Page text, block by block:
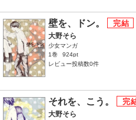
壁を、ドン。
大野そら
少女マンガ
1巻
924pt
レビュー投稿数0件
それを、こう。
大野そら